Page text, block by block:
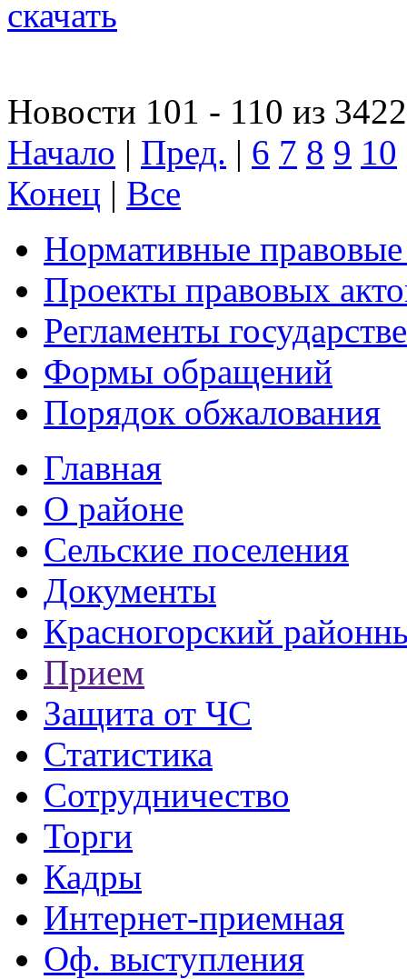
скачать
Новости 101 - 110 из 3422
Начало | Пред. | 6 7 8 9 10
Конец | Все
Нормативные
Проекты правовых
Регламенты
Формы обращений
Порядок обжалования
Главная
О районе
Сельские поселения
Документы
Красногорский
Прием
Защита от ЧС
Статистика
Сотрудничество
Торги
Кадры
Интернет-приемная
Оф. выступления